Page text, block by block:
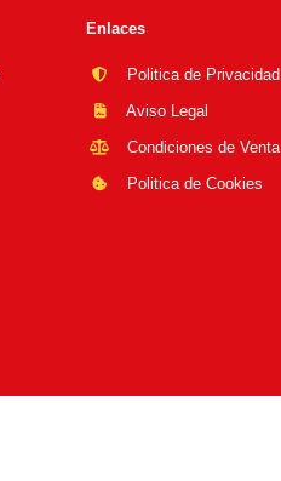
Enlaces
Politica de Privacidad
Aviso Legal
Condiciones de Venta
Politica de Cookies